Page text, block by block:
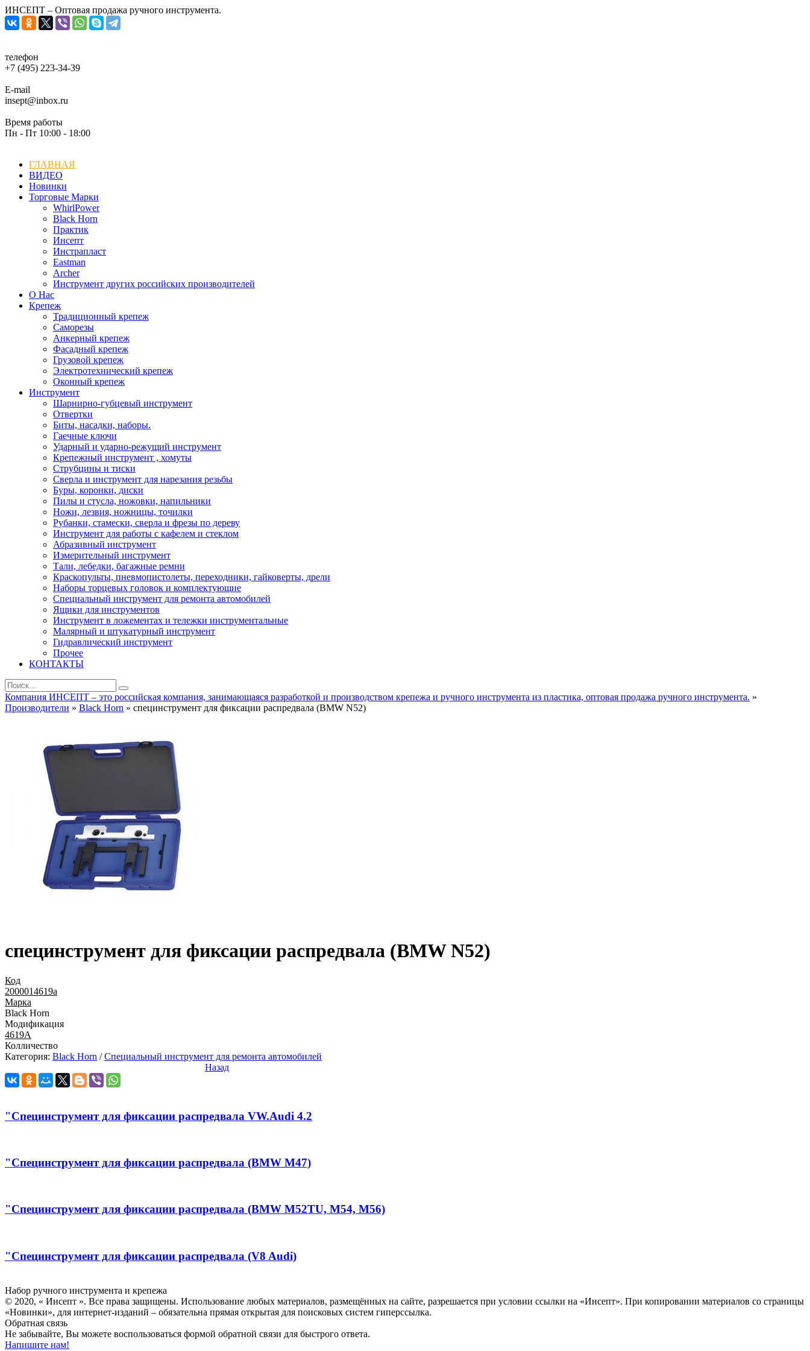
ИНСЕПТ – Оптовая продажа ручного инструмента.
телефон
+7 (495) 223-34-39
E-mail
insept@inbox.ru
Время работы
Пн - Пт 10:00 - 18:00
ГЛАВНАЯ
ВИДЕО
Новинки
Торговые Марки
WhirlPower
Black Horn
Практик
Инсепт
Инстрапласт
Eastman
Archer
Инструмент других российских производителей
О Нас
Крепеж
Традиционный крепеж
Саморезы
Анкерный крепеж
Фасадный крепеж
Грузовой крепеж
Электротехнический крепеж
Оконный крепеж
Инструмент
Шарнирно-губцевый инструмент
Отвертки
Биты, насадки, наборы.
Гаечные ключи
Ударный и ударно-режущий инструмент
Крепежный инструмент , хомуты
Струбцины и тиски
Сверла и инструмент для нарезания резьбы
Буры, коронки, диски
Пилы и стусла, ножовки, напильники
Ножи, лезвия, ножницы, точилки
Рубанки, стамески, сверла и фрезы по дереву
Инструмент для работы с кафелем и стеклом
Абразивный инструмент
Измерительный инструмент
Тали, лебедки, багажные ремни
Краскопульты, пневмопистолеты, переходники, гайковерты, дрели
Наборы торцевых головок и комплектующие
Специальный инструмент для ремонта автомобилей
Ящики для инструментов
Инструмент в ложементах и тележки инструментальные
Малярный и штукатурный инструмент
Гидравлический инструмент
Прочее
КОНТАКТЫ
Компания ИНСЕПТ – это российская компания, занимающаяся разработкой и производством крепежа и ручного инструмента из пластика, оптовая продажа ручного инструмента. »
Производители » Black Horn » специнструмент для фиксации распредвала (BMW N52)
специнструмент для фиксации распредвала (BMW N52)
Код
2000014619a
Марка
Black Horn
Модификация
4619А
Колличество
Категория: Black Horn /Специальный инструмент для ремонта автомобилей
Назад
"Специнструмент для фиксации распредвала VW.Audi 4.2
"Специнструмент для фиксации распредвала (BMW M47)
"Специнструмент для фиксации распредвала (BMW M52TU, M54, M56)
"Специнструмент для фиксации распредвала (V8 Audi)
Набор ручного инструмента и крепежа
© 2020, « Инсепт ». Все права защищены. Использование любых материалов, размещённых на сайте, разрешается при условии ссылки на «Инсепт». При копировании материалов со страницы
«Новинки», для интернет-изданий – обязательна прямая открытая для поисковых систем гиперссылка.
Обратная связь
Не забывайте, Вы можете воспользоваться формой обратной связи для быстрого ответа.
Напишите нам!